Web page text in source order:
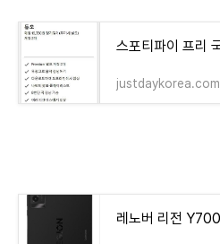
justdaykorea.com